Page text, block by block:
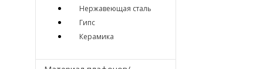
Нержавеющая сталь
Гипс
Керамика